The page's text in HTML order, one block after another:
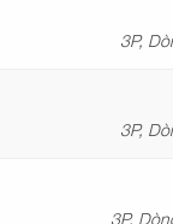
3P,
3P,
3P,